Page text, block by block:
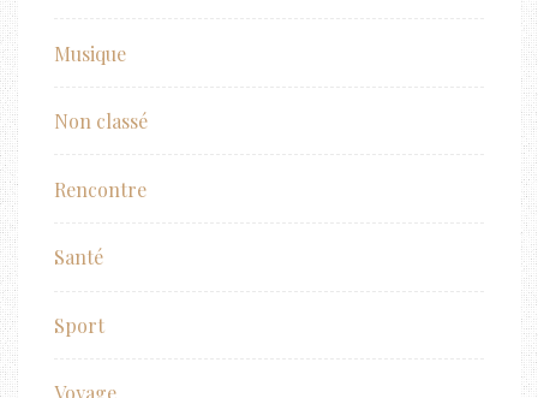
Musique
Non classé
Rencontre
Santé
Sport